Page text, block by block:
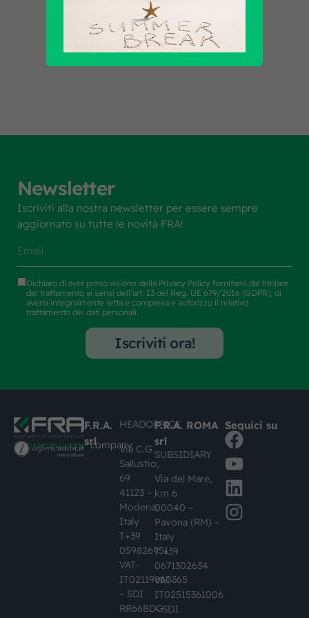
Scopri tutti i prodotti
Newsletter
Iscriviti alla nostra newsletter per essere sempre
aggiornato su tutte le novità FRA!
Dichiaro di aver preso visione della Privacy Policy fornitami dal titolare
del trattamento ai sensi dell’art. 13 del Reg. UE 679/2016 (GDPR), di
averla integralmente letta e compresa e autorizzo il relativo
trattamento dei dati personali.
Iscriviti ora!
#busknowledgecompany
F.R.A.
srl
HEADOFFICE
Via C.G.
Sallustio,
69
41123 –
Modena,
Italy
T+39
059826951
VAT-
IT02119860365
– SDI
RR66BDG
F.R.A. ROMA
srl
SUBSIDIARY
Via del Mare,
km 6
00040 –
Pavona (RM) –
Italy
T +39
0671302634
VAT-
IT02515361006
– SDI
Seguici su